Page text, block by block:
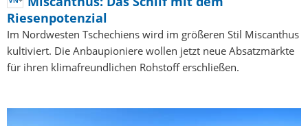
Riesenpotenzial
Im Nordwesten Tschechiens wird im größeren Stil Miscanthus
kultiviert. Die Anbaupioniere wollen jetzt neue Absatzmärkte
für ihren klimafreundlichen Rohstoff erschließen.